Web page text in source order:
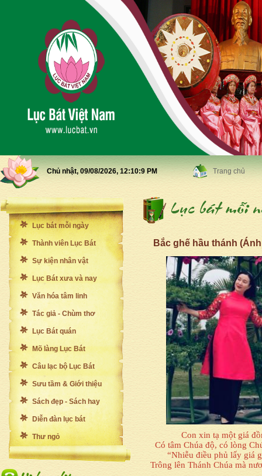
Chủ nhật, 09/08/2026, 12:10:11 PM Trang chủ
Lục bát mỗi ngày
Thành viên Lục Bát
Sự kiện nhân vật
Lục Bát xưa và nay
Văn hóa tâm linh
Tác giả - Chùm thơ
Lục Bát quán
Mõ làng Lục Bát
Câu lạc bộ Lục Bát
Sưu tầm & Giới thiệu
Sách đẹp - Sách hay
Diễn đàn lục bát
Thư ngỏ
Bắc ghế hầu thánh
Con xin tạ một giá
Có tâm Chúa độ, có lòng
“Nhiễu điều phủ lấy giá
Trông lên Thánh Chúa mà